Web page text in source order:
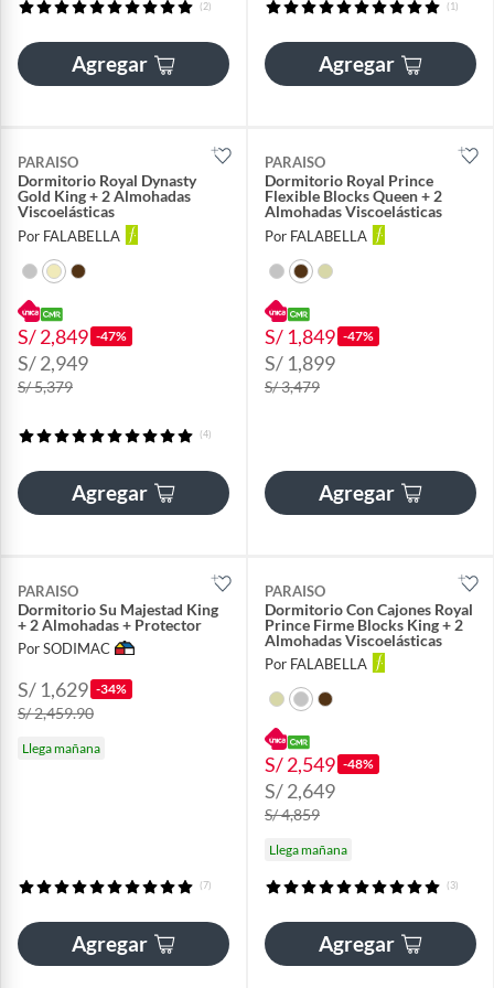
(2)
Agregar
(1)
Agregar
PARAISO
Dormitorio Royal Dynasty
Gold King + 2 Almohadas
Viscoelásticas
Por FALABELLA
S/ 2,849 -47%
S/ 2,949
S/ 5,379
(4)
Agregar
PARAISO
Dormitorio Royal Prince
Flexible Blocks Queen + 2
Almohadas Viscoelásticas
Por FALABELLA
S/ 1,849 -47%
S/ 1,899
S/ 3,479
Agregar
PARAISO
Dormitorio Su Majestad King
+ 2 Almohadas + Protector
Por SODIMAC
S/ 1,629 -34%
S/ 2,459.90
Llega mañana
(7)
Agregar
PARAISO
Dormitorio Con Cajones Royal
Prince Firme Blocks King + 2
Almohadas Viscoelásticas
Por FALABELLA
S/ 2,549 -48%
S/ 2,649
S/ 4,859
Llega mañana
(3)
Agregar